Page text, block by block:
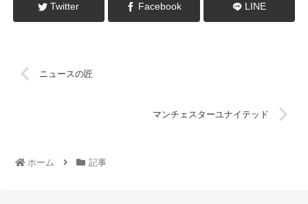
Twitter Facebook LINE
ニュースの匠
マンチェスターユナイテッド
ホーム 記事